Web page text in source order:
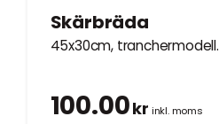
Skärbräda
45x30cm, tranchermodell.
100.00kr inkl. moms